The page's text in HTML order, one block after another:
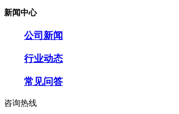
新闻中心
公司新闻
行业动态
常见问答
咨询热线